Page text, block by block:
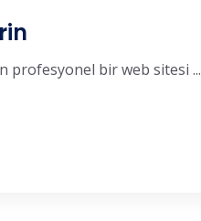
profesyonel bir web sitesi ...